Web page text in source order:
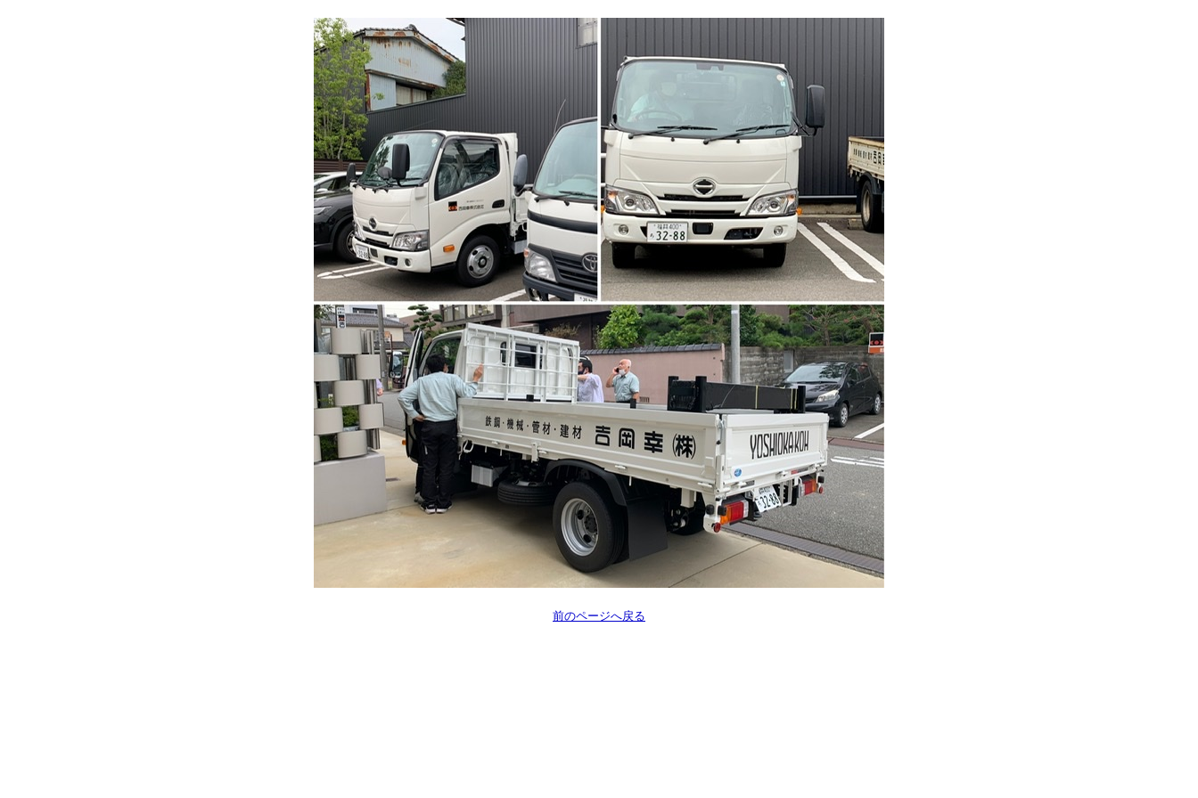
前のページへ戻る